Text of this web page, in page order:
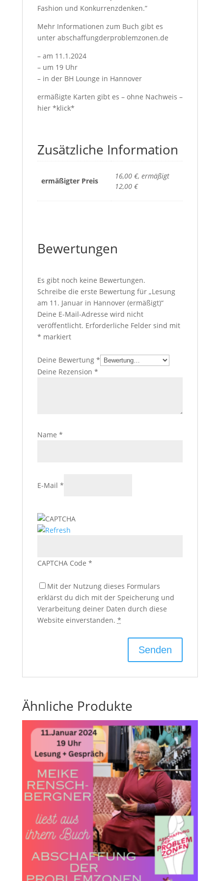
Fashion und Konkurrenzdenken.”
Mehr Informationen zum Buch gibt es
unter abschaffungderproblemzonen.de
– am 11.1.2024
– um 19 Uhr
– in der BH Lounge in Hannover
ermäßigte Karten gibt es – ohne Nachweis –
hier *klick*
Zusätzliche Information
ermäßigter Preis
16,00 €, ermäßigt
12,00 €
Bewertungen
Es gibt noch keine Bewertungen.
Schreibe die erste Bewertung für „Lesung
am 11. Januar in Hannover (ermäßigt)“
Deine E-Mail-Adresse wird nicht
veröffentlicht. Erforderliche Felder sind mit
* markiert
Deine Bewertung *
Deine Rezension *
Name *
E-Mail *
CAPTCHA Code *
Mit der Nutzung dieses Formulars
erklärst du dich mit der Speicherung und
Verarbeitung deiner Daten durch diese
Website einverstanden. *
Ähnliche Produkte